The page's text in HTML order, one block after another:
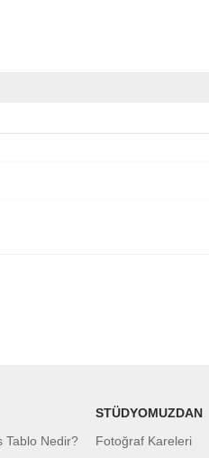
Tablo Nedir?
STÜDYOMUZDAN
Fotoğraf Kareleri